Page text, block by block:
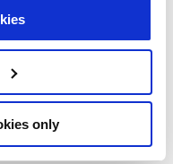
only
0/1